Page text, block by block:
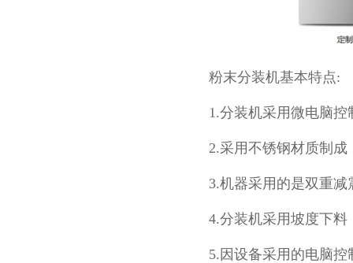
粉末分装机基本特点:
1.分装机采用微电脑
2.采用不锈钢材质制
3.机器采用的是双重
4.分装机采用坡度下
5.因设备采用的电脑